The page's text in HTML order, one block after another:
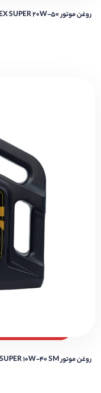
روغن موتور FORREX SUPER 20W-50
روغن موتور FORTUNE SUPER 10W-40 SM